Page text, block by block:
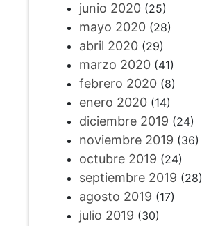
junio 2020(25)
mayo 2020(28)
abril 2020(29)
marzo 2020(41)
febrero 2020(8)
enero 2020(14)
diciembre 2019 (24)
noviembre 2019 (36)
octubre 2019 (24)
septiembre 2019 (28)
agosto 2019 (17)
julio 2019 (30)